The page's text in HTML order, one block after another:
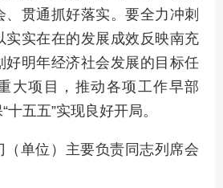
贯通抓好落实。要全力冲刺
实实在在的发展成效反映南充
好明年经济社会发展的目标任
大项目，推动各项工作早部
五五”实现良好开局。
（单位）主要负责同志列席会